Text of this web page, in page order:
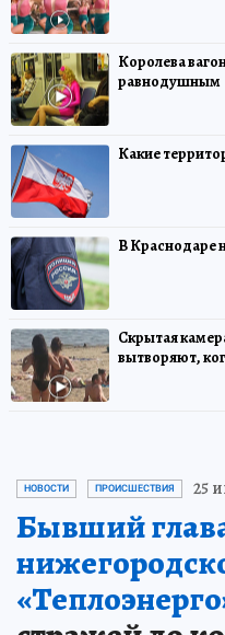
Королева
равнодушным
Какие
В Краснодаре
Скрытая
вытворяют,
НОВОСТИ ПРОИСШЕСТВИЯ 25
Бывший